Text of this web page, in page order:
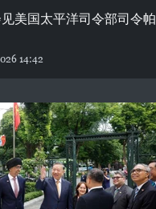
美国太平洋司令部司令帕
14:42